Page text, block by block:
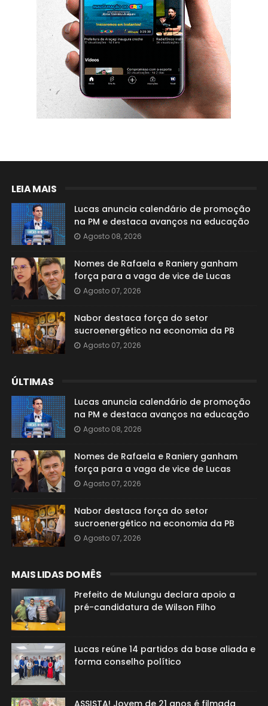
LEIA MAIS
Lucas anuncia calendário de promoção
na PM e destaca avanços na educação
Agosto 08, 2026
Nomes de Rafaela e Raniery ganham
força para a vaga de vice de Lucas
Agosto 07, 2026
Nabor destaca força do setor
sucroenergético na economia da PB
Agosto 07, 2026
ÚLTIMAS
Lucas anuncia calendário de promoção
na PM e destaca avanços na educação
Agosto 08, 2026
Nomes de Rafaela e Raniery ganham
força para a vaga de vice de Lucas
Agosto 07, 2026
Nabor destaca força do setor
sucroenergético na economia da PB
Agosto 07, 2026
MAIS LIDAS DO MÊS
Prefeito de Mulungu declara apoio a
pré-candidatura de Wilson Filho
Lucas reúne 14 partidos da base aliada e
forma conselho político
ASSISTA! Jovem de 21 anos é filmada